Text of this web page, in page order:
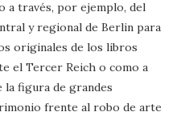
a través, por ejemplo, del
y regional de Berlin para
originales de los libros
el Tercer Reich o como a
la figura de grandes
frente al robo de arte